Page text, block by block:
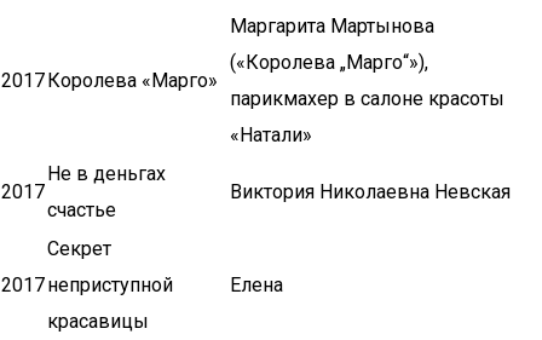
2017Королева «Марго»
Маргарита Мартынова
(«Королева „Марго“»),
парикмахер в салоне красоты
«Натали»
2017
Не в деньгах
счастье
Виктория Николаевна Невская
2017
Секрет
неприступной
красавицы
Елена